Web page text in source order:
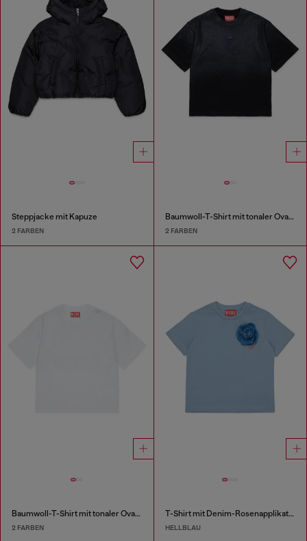
Steppjacke mit Kapuze
2 FARBEN
Baumwoll-T-Shirt mit tonaler Oval D Stickerei
2 FARBEN
Baumwoll-T-Shirt mit tonaler Oval D Stickerei
2 FARBEN
T-Shirt mit Denim-Rosenapplikation
HELLBLAU